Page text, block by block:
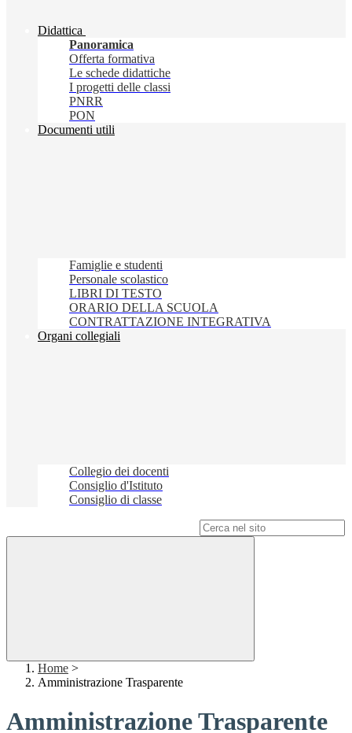
Didattica
Panoramica
Offerta formativa
Le schede didattiche
I progetti delle classi
PNRR
PON
Documenti utili
Famiglie e studenti
Personale scolastico
LIBRI DI TESTO
ORARIO DELLA SCUOLA
CONTRATTAZIONE INTEGRATIVA
Organi collegiali
Collegio dei docenti
Consiglio d'Istituto
Consiglio di classe
Home >
Amministrazione Trasparente
Amministrazione Trasparente